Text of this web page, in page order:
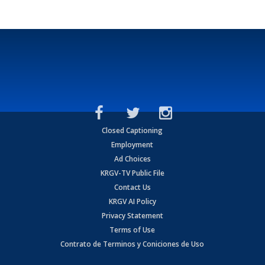
Closed Captioning
Employment
Ad Choices
KRGV-TV Public File
Contact Us
KRGV AI Policy
Privacy Statement
Terms of Use
Contrato de Terminos y Coniciones de Uso